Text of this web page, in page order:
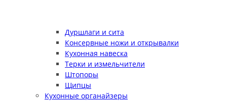
Дуршлаги и сита
Консервные ножи и открывалки
Кухонная навеска
Терки и измельчители
Штопоры
Щипцы
Кухонные органайзеры